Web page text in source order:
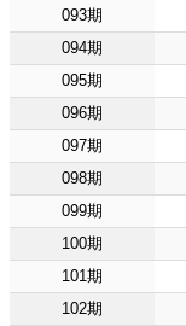
093期
094期
095期
096期
097期
098期
099期
100期
101期
102期